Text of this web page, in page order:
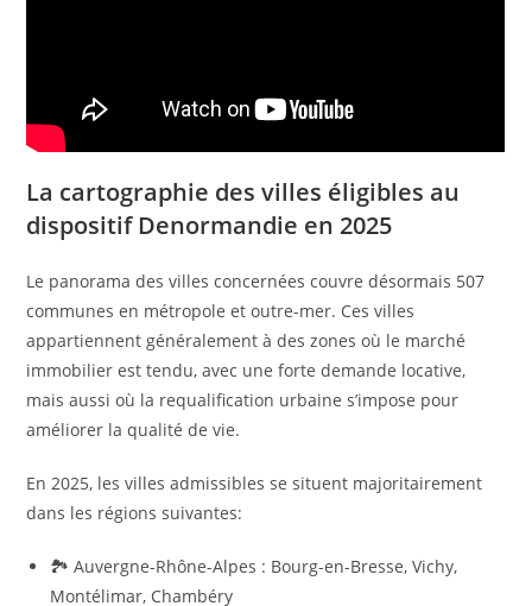
La cartographie des villes éligibles au
dispositif Denormandie en 2025
Le panorama des villes concernées couvre désormais 507
communes en métropole et outre-mer. Ces villes
appartiennent généralement à des zones où le marché
immobilier est tendu, avec une forte demande locative,
mais aussi où la requalification urbaine s’impose pour
améliorer la qualité de vie.
En 2025, les villes admissibles se situent majoritairement
dans les régions suivantes:
🏞️ Auvergne-Rhône-Alpes : Bourg-en-Bresse, Vichy,
Montélimar, Chambéry